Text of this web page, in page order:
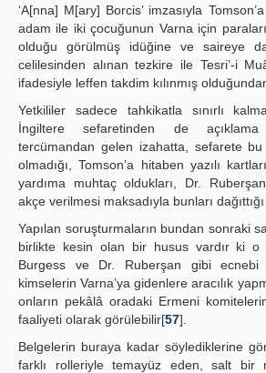
‘A[nna] M[ary] Borcis’ imzasıyla
adam ile iki çocuğunun Varna için
olduğu görülmüş idüğine ve saireye
celilesinden alınan tezkire ile Tesri’-i
ifadesiyle leffen takdim kılınmış
Yetkililer sadece tahkikatla sınırlı
İngiltere sefaretinden de
tercümandan gelen izahatta, sefarete
olmadığı, Tomson’a hitaben yazılı
yardıma muhtaç oldukları, Dr.
akçe verilmesi maksadıyla bunları
Yapılan soruşturmaların bundan sonraki
birlikte kesin olan bir husus vardır ki o
Burgess ve Dr. Ruberşan gibi ecnebi
kimselerin Varna’ya gidenlere aracılık
onların pekâlâ oradaki Ermeni
faaliyeti olarak görülebilir[57].
Belgelerin buraya kadar söylediklerine
farklı rolleriyle temayüz eden, salt bir